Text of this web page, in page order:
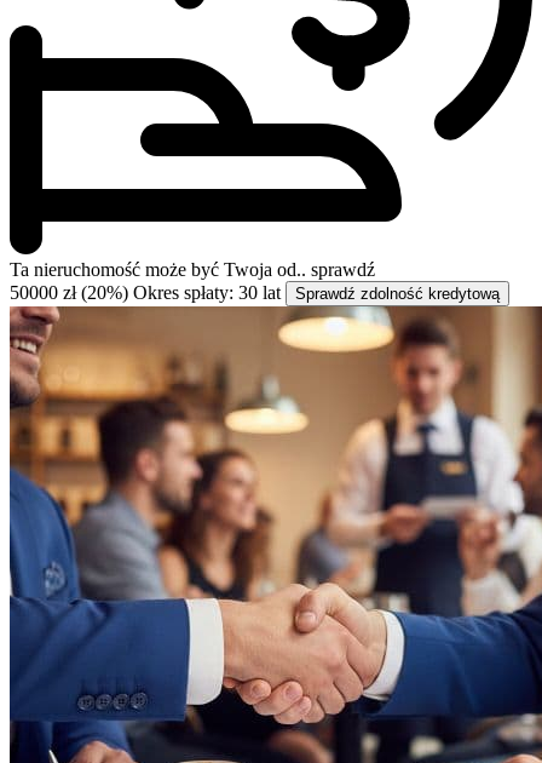
Ta nieruchomość może być Twoja od.. sprawdź
50000 zł (20%) Okres spłaty: 30 lat Sprawdź zdolność kredytową